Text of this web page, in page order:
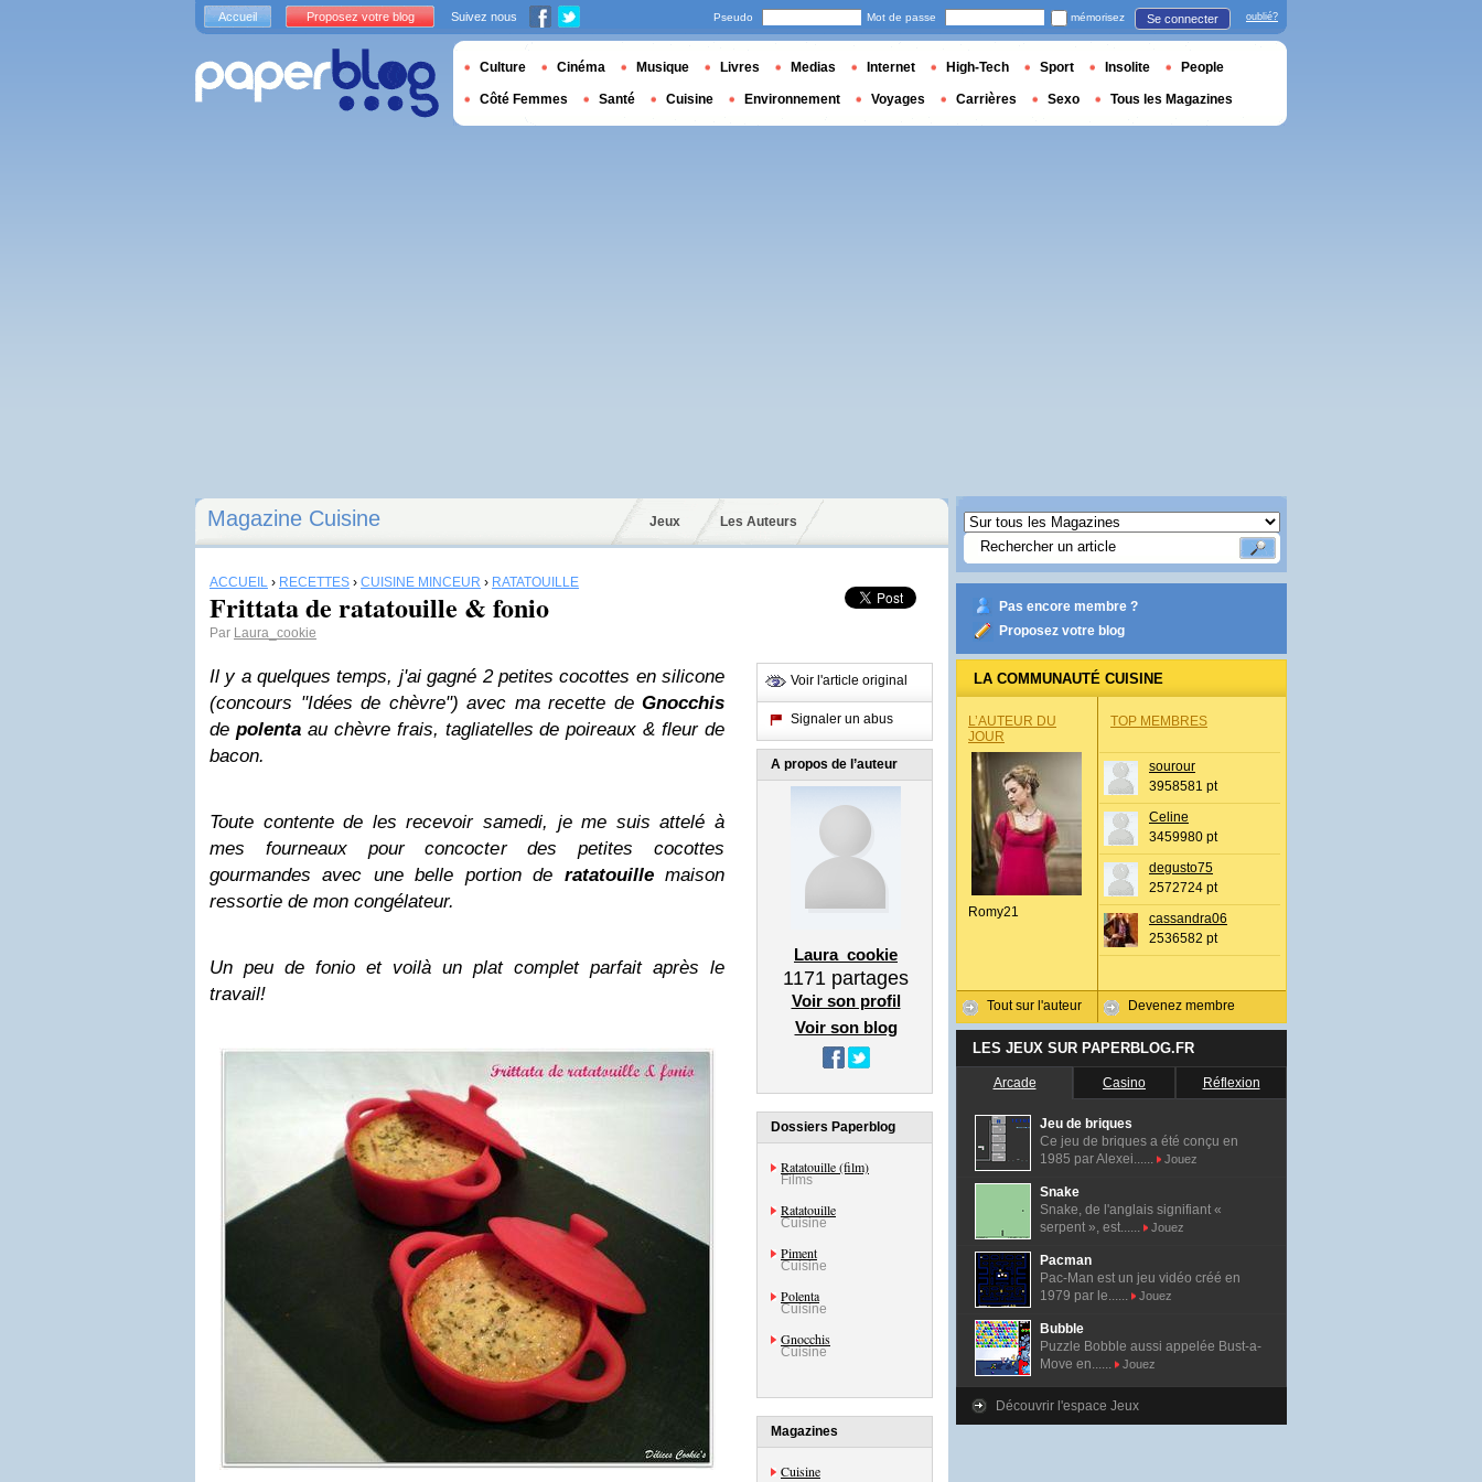
Magazine Cuisine Jeux Les Auteurs
ACCUEIL › RECETTES › CUISINE MINCEUR › RATATOUILLE
Frittata de ratatouille & fonio
Par Laura_cookie
Il y a quelques temps, j'ai gagné 2 petites cocottes en silicone
(concours "Idées de chèvre") avec ma recette de Gnocchis
de polentaau chèvre frais, tagliatelles de poireaux & fleur de
bacon.
Toute contente de les recevoir samedi, je me suis attelé à
mes fourneaux pour concocter des petites cocottes
gourmandes avec une belle portion de ratatouillemaison
ressortie de mon congélateur.
Un peu de fonio et voilà un plat complet parfait après le
travail!
Voir l'article original
Signaler un abus
A propos de l’auteur
Laura_cookie
1171 partages
Voir son profil
Voir son blog
Dossiers Paperblog
Ratatouille (film)
Films
Ratatouille
Cuisine
Piment
Cuisine
Polenta
Cuisine
Gnocchis
Cuisine
Magazines
Cuisine
Pas encore membre ?
Proposez votre blog
LA COMMUNAUTÉ CUISINE
L’AUTEUR DU
JOUR
Romy21
Tout sur l'auteur
TOP MEMBRES
sourour
3958581 pt
Celine
3459980 pt
degusto75
2572724 pt
cassandra06
2536582 pt
Devenez membre
LES JEUX SUR PAPERBLOG.FR
Arcade Casino Réflexion
Jeu de briques
Ce jeu de briques a été conçu en
1985 par Alexei......
Jouez
Snake
Snake, de l'anglais signifiant «
serpent », est......
Jouez
Pacman
Pac-Man est un jeu vidéo créé en
1979 par le......
Jouez
Bubble
Puzzle Bobble aussi appelée Bust-a-
Move en......
Jouez
Découvrir l'espace Jeux
Accueil Proposez votre blog Suivez nous Pseudo Mot de passe mémorisez Se connecter oublié?
Culture Cinéma Musique Livres Medias Internet High-Tech Sport Insolite People
Côté Femmes Santé Cuisine Environnement Voyages Carrières Sexo Tous les Magazines